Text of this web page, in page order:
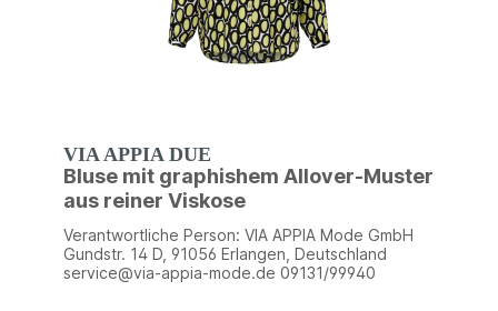
VIA APPIA DUE
Bluse mit graphishem Allover-Muster
aus reiner Viskose
Verantwortliche Person: VIA APPIA Mode GmbH
Gundstr. 14 D, 91056 Erlangen, Deutschland
service@via-appia-mode.de 09131/99940